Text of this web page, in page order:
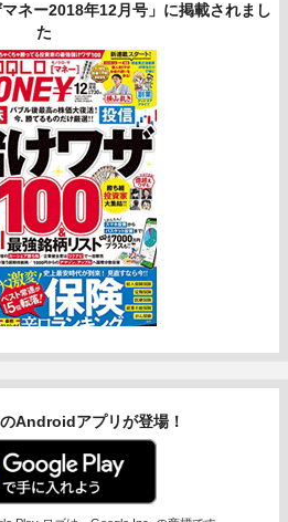
ネー2018年12月号」に掲載されまし
た
のAndroidアプリが登場！